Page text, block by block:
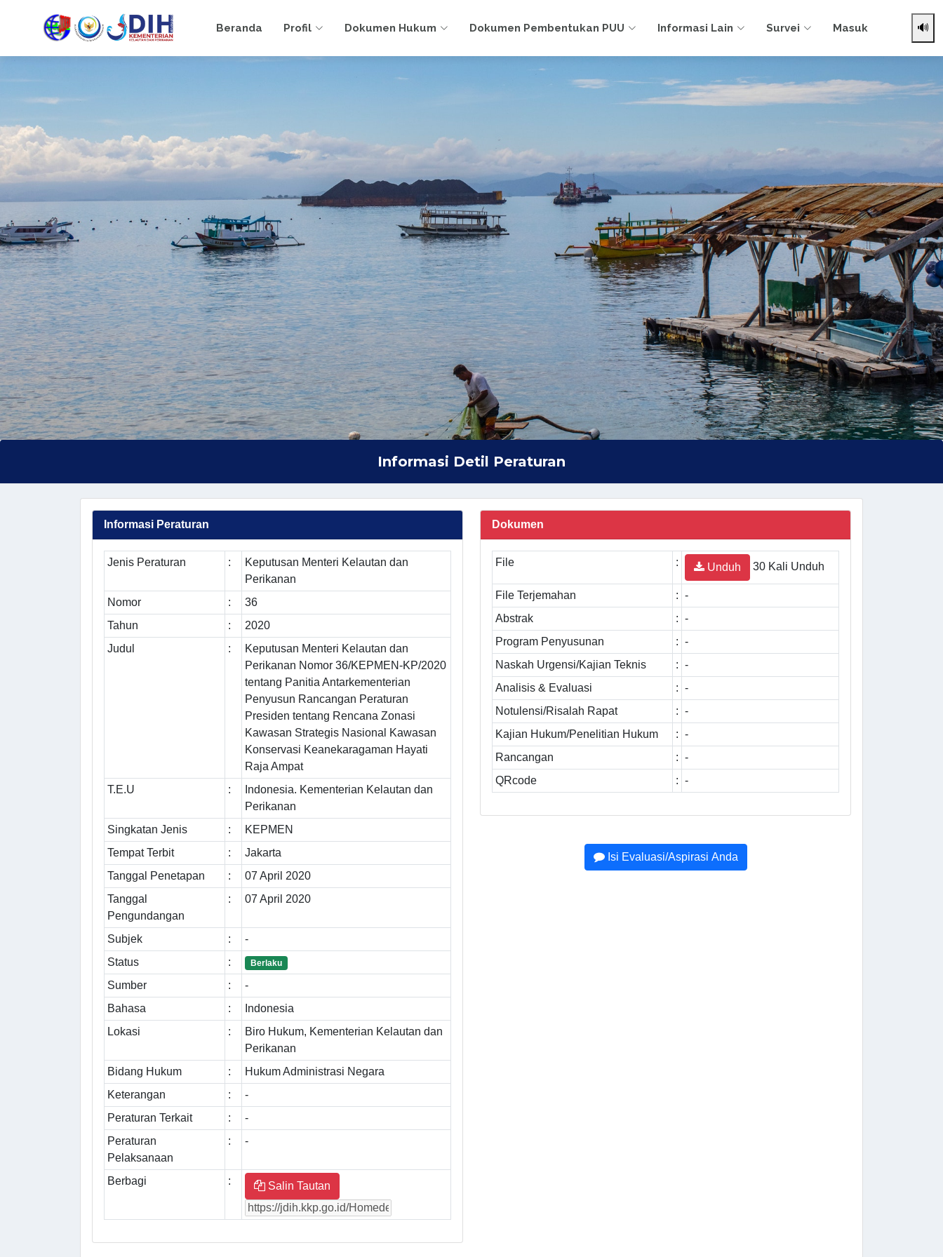
Beranda Profil Dokumen Hukum Dokumen Pembentukan PUU Informasi Lain Survei Masuk 🔊
Informasi Detil Peraturan
Informasi Peraturan
Jenis Peraturan :
Keputusan Menteri Kelautan dan
Perikanan
Nomor
:
36
Tahun
:
2020
Judul
:
Keputusan Menteri Kelautan dan
Perikanan Nomor 36/KEPMEN-KP/2020
tentang Panitia Antarkementerian
Penyusun Rancangan Peraturan
Presiden tentang Rencana Zonasi
Kawasan Strategis Nasional Kawasan
Konservasi Keanekaragaman Hayati
Raja Ampat
T.E.U
:
Indonesia. Kementerian Kelautan dan
Perikanan
Singkatan Jenis
:
KEPMEN
Tempat Terbit
:
Jakarta
Tanggal Penetapan
:
07 April 2020
Tanggal
Pengundangan
: 07 April 2020
Subjek :
-
Status
: Berlaku
Sumber :
-
Bahasa
:
Indonesia
Lokasi
:
Biro Hukum, Kementerian Kelautan dan
Perikanan
Bidang Hukum
:
Hukum Administrasi Negara
Keterangan
:
-
Peraturan Terkait
:
-
Peraturan
Pelaksanaan
: -
Berbagi : Salin Tautan
Dokumen
File : Unduh 30 Kali Unduh
File Terjemahan : -
Abstrak
: -
Program Penyusunan
: -
Naskah Urgensi/Kajian Teknis
: -
Analisis & Evaluasi
: -
Notulensi/Risalah Rapat
: -
Kajian Hukum/Penelitian Hukum
: -
Rancangan
: -
QRcode
: -
Isi Evaluasi/Aspirasi Anda